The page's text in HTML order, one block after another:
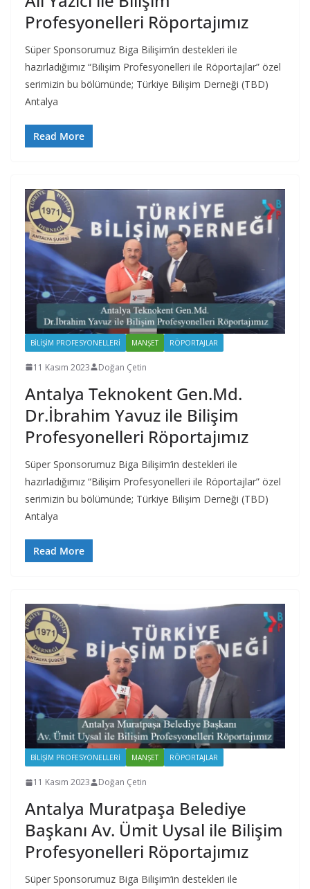
Profesyonelleri Röportajımız
Süper Sponsorumuz Biga Bilişim‘in destekleri ile
hazırladığımız “Bilişim Profesyonelleri ile Röportajlar” özel
serimizin bu bölümünde; Türkiye Bilişim Derneği (TBD)
Antalya
Read More
BILIŞIM PROFESYONELLERI MANŞET RÖPORTAJLAR
11 Kasım 2023 Doğan Çetin
Antalya Teknokent Gen.Md.
Dr.İbrahim Yavuz ile Bilişim
Profesyonelleri Röportajımız
Süper Sponsorumuz Biga Bilişim‘in destekleri ile
hazırladığımız “Bilişim Profesyonelleri ile Röportajlar” özel
serimizin bu bölümünde; Türkiye Bilişim Derneği (TBD)
Antalya
Read More
BILIŞIM PROFESYONELLERI MANŞET RÖPORTAJLAR
11 Kasım 2023 Doğan Çetin
Antalya Muratpaşa Belediye
Başkanı Av. Ümit Uysal ile Bilişim
Profesyonelleri Röportajımız
Süper Sponsorumuz Biga Bilişim‘in destekleri ile